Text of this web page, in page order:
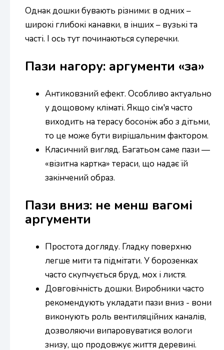
Однак дошки бувають різними: в одних –
широкі глибокі канавки, в інших – вузькі та
часті. І ось тут починаються суперечки.
Пази нагору: аргументи «за»
Антиковзний ефект. Особливо актуально
у дощовому кліматі. Якщо сім'я часто
виходить на терасу босоніж або з дітьми,
то це може бути вирішальним фактором.
Класичний вигляд. Багатьом саме пази —
«візитна картка» тераси, що надає їй
закінчений образ.
Пази вниз: не менш вагомі
аргументи
Простота догляду. Гладку поверхню
легше мити та підмітати. У борозенках
часто скупчується бруд, мох і листя.
Довговічність дошки. Виробники часто
рекомендують укладати пази вниз - вони
виконують роль вентиляційних каналів,
дозволяючи випаровуватися вологи
знизу, що продовжує життя деревині.